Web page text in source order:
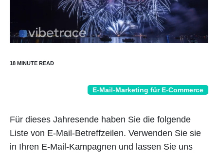
E-Mail-Marketing für E-Commerce
Für dieses Jahresende haben Sie die folgende
Liste von E-Mail-Betreffzeilen. Verwenden Sie sie
in Ihren E-Mail-Kampagnen und lassen Sie uns